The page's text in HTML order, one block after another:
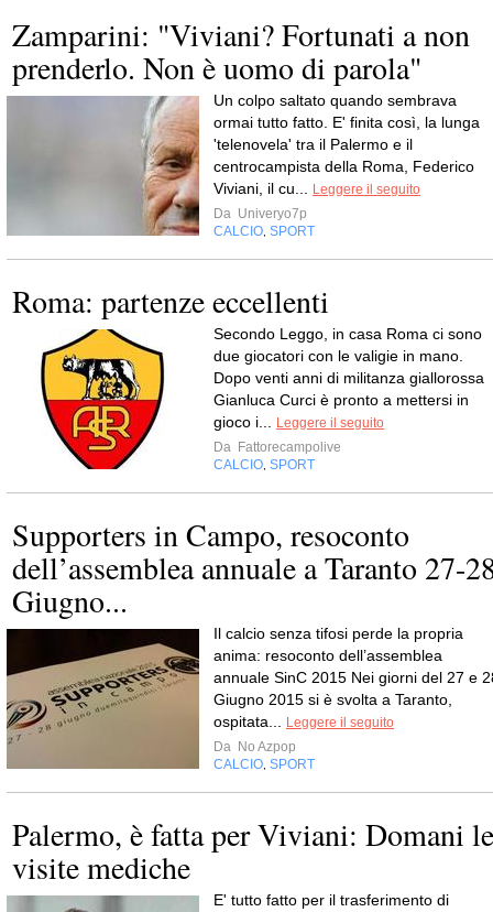
Zamparini: "Viviani? Fortunati a non
prenderlo. Non è uomo di parola"
Un colpo saltato quando sembrava
ormai tutto fatto. E' finita così, la lunga
'telenovela' tra il Palermo e il
centrocampista della Roma, Federico
Viviani, il cu...
Leggere il seguito
Da Univeryo7p
CALCIO SPORT
Roma: partenze eccellenti
Secondo Leggo, in casa Roma ci sono
due giocatori con le valigie in mano.
Dopo venti anni di militanza giallorossa
Gianluca Curci è pronto a mettersi in
gioco i...
Leggere il seguito
Da Fattorecampolive
CALCIO SPORT
Supporters in Campo, resoconto
dell’assemblea annuale a Taranto 27-
Giugno...
Il calcio senza tifosi perde la propria
anima: resoconto dell’assemblea
annuale SinC 2015 Nei giorni del 27 e
Giugno 2015 si è svolta a Taranto,
ospitata...
Leggere il seguito
Da No Azpop
CALCIO SPORT
Palermo, è fatta per Viviani: Domani le
visite mediche
E' tutto fatto per il trasferimento di